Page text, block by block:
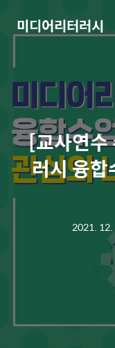
미디어리터러시
[교사연수
러시 융합
2021.